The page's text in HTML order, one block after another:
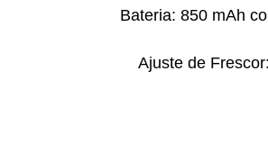
Bateria: 850 mAh
Ajuste de